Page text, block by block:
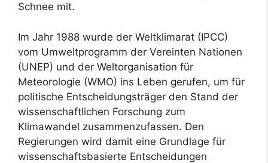
Schnee mit.
Im Jahr 1988 wurde der Weltklimarat (IPCC)
vom Umweltprogramm der Vereinten Nationen
(UNEP) und der Weltorganisation für
Meteorologie (WMO) ins Leben gerufen, um für
politische Entscheidungsträger den Stand der
wissenschaftlichen Forschung zum
Klimawandel zusammenzufassen. Den
Regierungen wird damit eine Grundlage für
wissenschaftsbasierte Entscheidungen